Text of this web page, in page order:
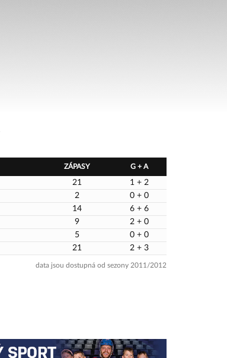
ZÁPASY G + A
21
1 + 2
2
0 + 0
14
6 + 6
9
2 + 0
5
0 + 0
21 2 + 3
data jsou dostupná od sezony 2011/2012